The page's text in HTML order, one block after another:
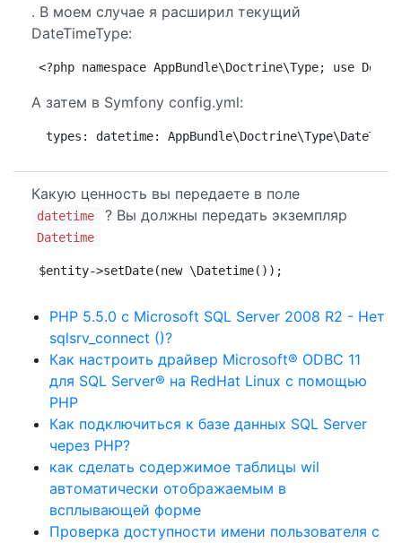
. В моем случае я расширил текущий
DateTimeType:
<?php namespace AppBundle\Doctrine\Type; use
А затем в Symfony config.yml:
types: datetime: AppBundle\Doctrine\Type\DateTime
Какую ценность вы передаете в поле
datetime ? Вы должны передать экземпляр
Datetime
$entity->setDate(new \Datetime());
PHP 5.5.0 с Microsoft SQL Server 2008 R2 - Нет
sqlsrv_connect ()?
Как настроить драйвер Microsoft® ODBC 11
для SQL Server® на RedHat Linux с помощью
PHP
Как подключиться к базе данных SQL Server
через PHP?
как сделать содержимое таблицы wil
автоматически отображаемым в
всплывающей форме
Проверка доступности имени пользователя с